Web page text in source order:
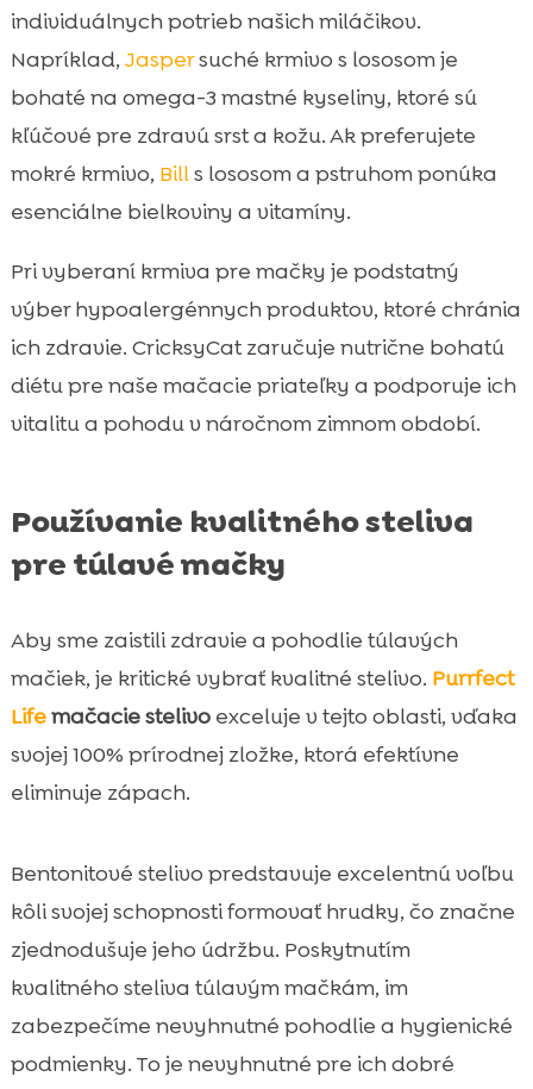
individuálnych potrieb našich miláčikov.
Napríklad, Jaspersuché krmivo s lososom je
bohaté na omega-3 mastné kyseliny, ktoré sú
kľúčové pre zdravú srst a kožu. Ak preferujete
mokré krmivo, Bills lososom a pstruhom ponúka
esenciálne bielkoviny a vitamíny.
Pri vyberaní krmiva pre mačky je podstatný
výber hypoalergénnych produktov, ktoré chránia
ich zdravie. CricksyCat zaručuje nutrične bohatú
diétu pre naše mačacie priateľky a podporuje ich
vitalitu a pohodu v náročnom zimnom období.
Používanie kvalitného steliva
pre túlavé mačky
Aby sme zaistili zdravie a pohodlie túlavých
mačiek, je kritické vybrať kvalitné stelivo. Purrfect
Lifemačacie stelivoexceluje v tejto oblasti, vďaka
svojej 100% prírodnej zložke, ktorá efektívne
eliminuje zápach.
Bentonitové stelivo predstavuje excelentnú voľbu
kôli svojej schopnosti formovať hrudky, čo značne
zjednodušuje jeho údržbu. Poskytnutím
kvalitného steliva túlavým mačkám, im
zabezpečíme nevyhnutné pohodlie a hygienické
podmienky. To je nevyhnutné pre ich dobré